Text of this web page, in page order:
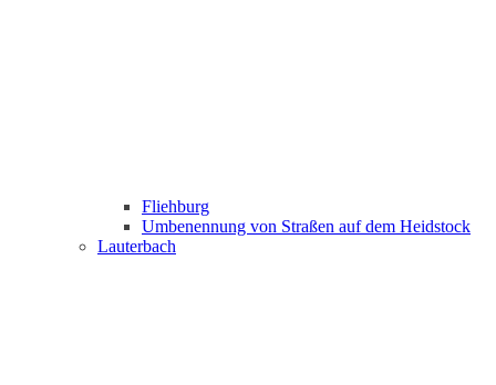
Fliehburg
Umbenennung von Straßen auf dem Heidstock
Lauterbach